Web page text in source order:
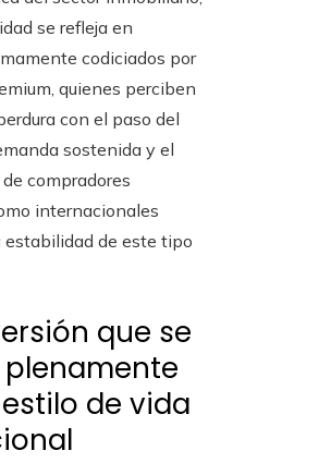
se refleja en
codiciados por
quienes perciben
con el paso del
sostenida y el
compradores
internacionales
estabilidad de este tipo
que se
de vida